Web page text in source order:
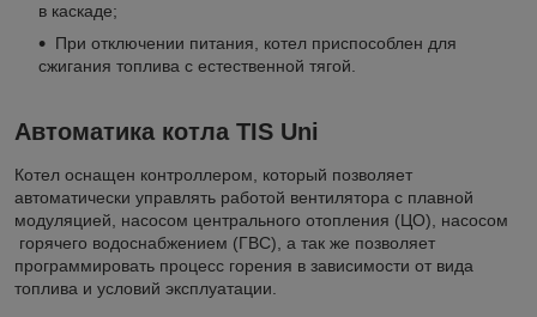
в каскаде;
При отключении питания, котел приспособлен для
сжигания топлива с естественной тягой.
Автоматика котла TIS Uni
Котел оснащен контроллером, который позволяет
автоматически управлять работой вентилятора с плавной
модуляцией, насосом центрального отопления (ЦО), насосом
горячего водоснабжением (ГВС), а так же позволяет
программировать процесс горения в зависимости от вида
топлива и условий эксплуатации.